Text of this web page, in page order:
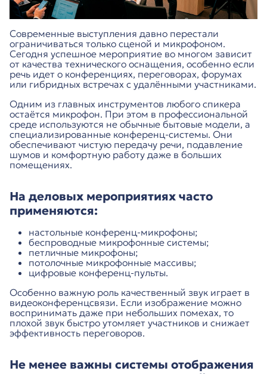
Современные выступления давно перестали
ограничиваться только сценой и микрофоном.
Сегодня успешное мероприятие во многом зависит
от качества технического оснащения, особенно если
речь идет о конференциях, переговорах, форумах
или гибридных встречах с удалёнными участниками.
Одним из главных инструментов любого спикера
остаётся микрофон. При этом в профессиональной
среде используются не обычные бытовые модели, а
специализированные конференц-системы. Они
обеспечивают чистую передачу речи, подавление
шумов и комфортную работу даже в больших
помещениях.
На деловых мероприятиях часто
применяются:
настольные конференц-микрофоны;
беспроводные микрофонные системы;
петличные микрофоны;
потолочные микрофонные массивы;
цифровые конференц-пульты.
Особенно важную роль качественный звук играет в
видеоконференцсвязи. Если изображение можно
воспринимать даже при небольших помехах, то
плохой звук быстро утомляет участников и снижает
эффективность переговоров.
Не менее важны системы отображения